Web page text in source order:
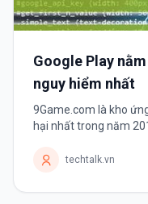
Google Play
nguy hiểm nhất
9Game.com là kho
hại nhất trong năm
năm 2019 của công ty...
techtalk.vn